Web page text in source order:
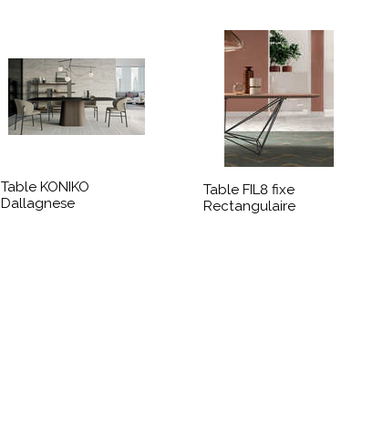
Table KONIKO
Dallagnese
Table FIL8 fixe
Rectangulaire